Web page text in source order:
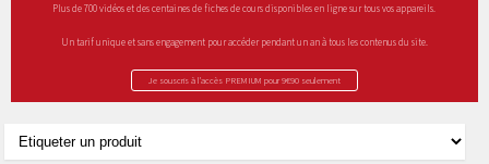
Plus de 700 vidéos et des centaines de fiches de cours disponibles en ligne sur tous vos appareils.
Un tarif unique et sans engagement pour accéder pendant un an à tous les contenus du site.
Je souscris à l’accès PREMIUM pour 9€90 seulement